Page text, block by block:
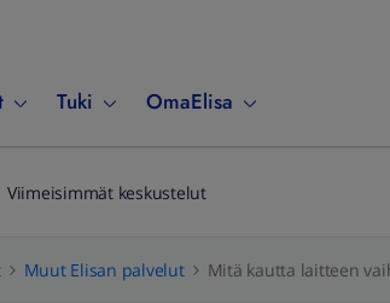
Tuki OmaElisa
Viimeisimmät keskustelut
Muut Elisan palvelut Mitä kautta laitteen